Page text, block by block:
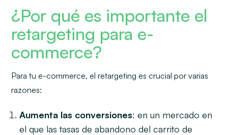
¿Por qué es importante el
retargeting para e-
commerce?
Para tu e-commerce, el retargeting es crucial por varias
razones:
Aumenta las conversiones: en un mercado en
el que las tasas de abandono del carrito de